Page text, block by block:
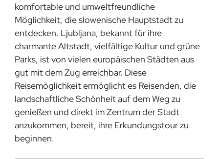
komfortable und umweltfreundliche
Möglichkeit, die slowenische Hauptstadt zu
entdecken. Ljubljana, bekannt für ihre
charmante Altstadt, vielfältige Kultur und grüne
Parks, ist von vielen europäischen Städten aus
gut mit dem Zug erreichbar. Diese
Reisemöglichkeit ermöglicht es Reisenden, die
landschaftliche Schönheit auf dem Weg zu
genießen und direkt im Zentrum der Stadt
anzukommen, bereit, ihre Erkundungstour zu
beginnen.